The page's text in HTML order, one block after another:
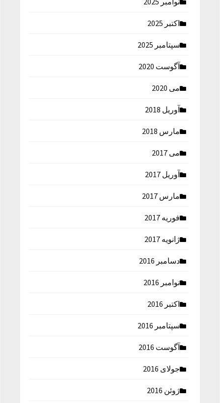
اکتبر 2025
سپتامبر 2025
آگوست 2020
می 2020
آوریل 2018
مارس 2018
می 2017
آوریل 2017
مارس 2017
فوریه 2017
ژانویه 2017
دسامبر 2016
نوامبر 2016
اکتبر 2016
سپتامبر 2016
آگوست 2016
جولای 2016
ژوئن 2016